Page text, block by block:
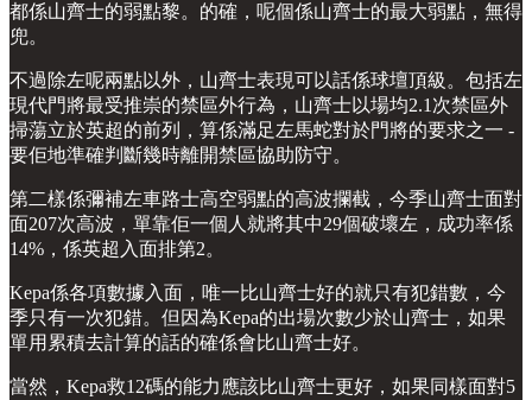
都係山齊士的弱點黎。的確，呢個係山齊士的最大弱點，無得
兜。
不過除左呢兩點以外，山齊士表現可以話係球壇頂級。包括左
現代門將最受推崇的禁區外行為，山齊士以場均2.1次禁區外
掃蕩立於英超的前列，算係滿足左馬蛇對於門將的要求之一 -
要佢地準確判斷幾時離開禁區協助防守。
第二樣係彌補左車路士高空弱點的高波攔截，今季山齊士面對
面207次高波，單靠佢一個人就將其中29個破壞左，成功率係
14%，係英超入面排第2。
Kepa係各項數據入面，唯一比山齊士好的就只有犯錯數，今
季只有一次犯錯。但因為Kepa的出場次數少於山齊士，如果
單用累積去計算的話的確係會比山齊士好。
當然，Kepa救12碼的能力應該比山齊士更好，如果同樣面對5